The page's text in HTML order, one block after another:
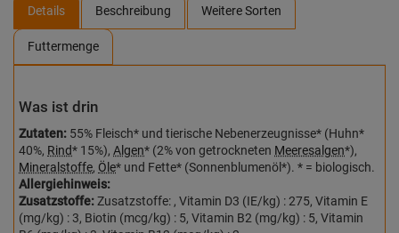
Details Beschreibung Weitere Sorten
Futtermenge
Was ist drin
Zutaten: 55% Fleisch* und tierische Nebenerzeugnisse* (Huhn*
40%, Rind* 15%), Algen* (2% von getrockneten Meeresalgen*),
Mineralstoffe, Öle* und Fette* (Sonnenblumenöl*). * = biologisch.
Allergiehinweis:
Zusatzstoffe:Zusatzstoffe: , Vitamin D3 (IE/kg) : 275, Vitamin E
(mg/kg) : 3, Biotin (mcg/kg) : 5, Vitamin B2 (mg/kg) : 5, Vitamin